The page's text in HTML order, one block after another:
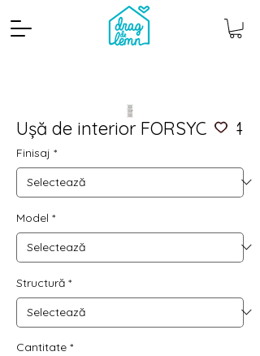
Cantitate mp
Ușă de interior FORSYCJA 4
Finisaj *
Model *
Structură *
Cantitate *